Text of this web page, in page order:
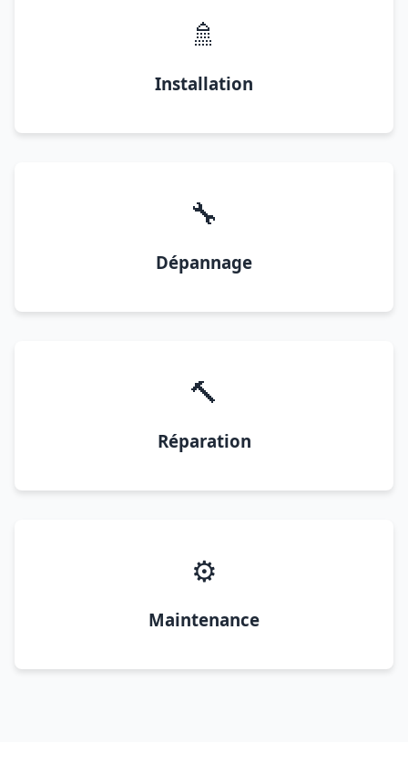
🚿
Installation
🔧
Dépannage
🔨
Réparation
⚙️
Maintenance